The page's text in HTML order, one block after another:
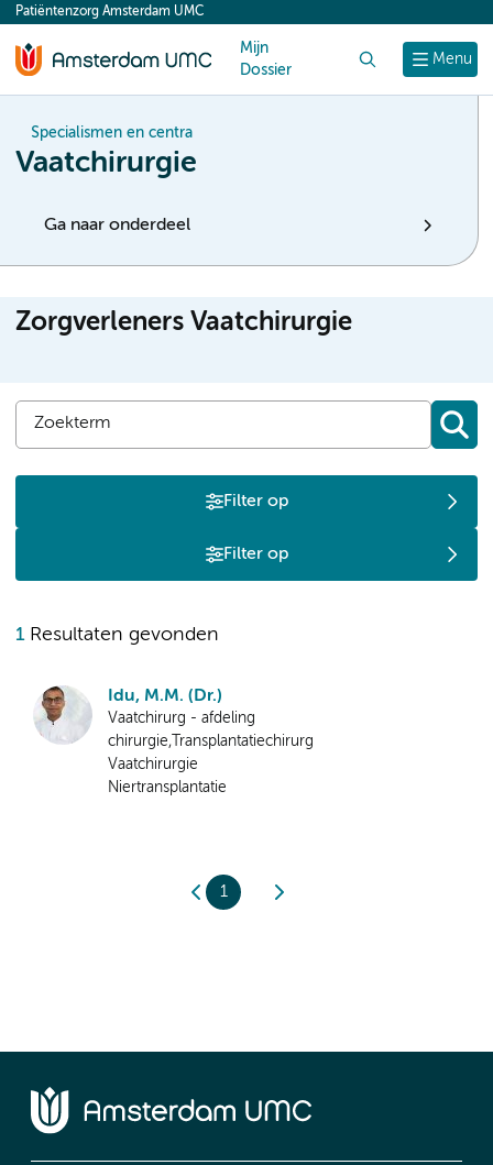
content
Menu
Patiëntenzorg Amsterdam UMC
Mijn
Dossier
Specialismen en centra
Vaatchirurgie
Ga naar onderdeel
Zorgverleners Vaatchirurgie
Filter op
Filter op
1Resultaten gevonden
Idu, M.M. (Dr.)
Vaatchirurg - afdeling
chirurgie,Transplantatiechirurg
Vaatchirurgie
Niertransplantatie
1